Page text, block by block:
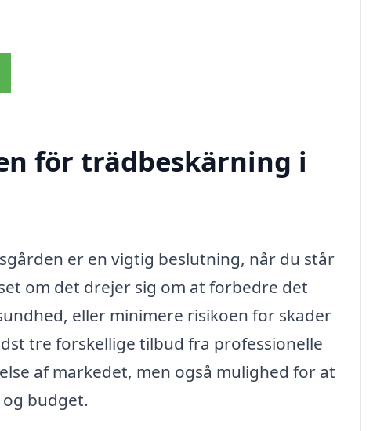
för trädbeskärning i
er en vigtig beslutning, når du står
om det drejer sig om at forbedre det
eller minimere risikoen for skader
tre forskellige tilbud fra professionelle
af markedet, men også mulighed for at
budget.